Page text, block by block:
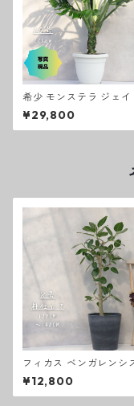
希少 モンステラ ジェイ
ング １０号 国内でほと
回っていない大型 約
¥29,800
フィカス ベンガレンシ
の 仕立て８号 観葉植物 お祝い
ギフト 開店祝い ラッピ
料 観葉植物 プレゼント
¥12,800